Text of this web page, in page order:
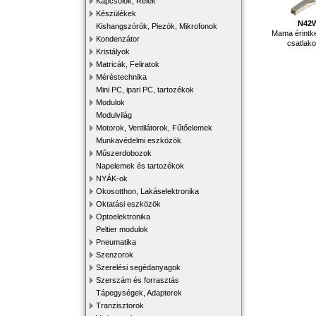
Készülékek
Kishangszórók, Piezók, Mikrofonok
Kondenzátor
Kristályok
Matricák, Feliratok
Méréstechnika
Mini PC, ipari PC, tartozékok
Modulok
Modulvilág
Motorok, Ventilátorok, Fűtőelemek
Munkavédelmi eszközök
Műszerdobozok
Napelemek és tartozékok
NYÁK-ok
Okosotthon, Lakáselektronika
Oktatási eszközök
Optoelektronika
Peltier modulok
Pneumatika
Szenzorok
Szerelési segédanyagok
Szerszám és forrasztás
Tápegységek, Adapterek
Tranzisztorok
Mama